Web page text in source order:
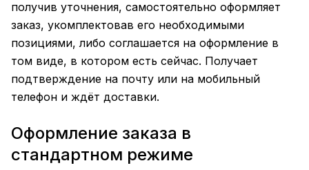
получив уточнения, самостоятельно оформляет
заказ, укомплектовав его необходимыми
позициями, либо соглашается на оформление в
том виде, в котором есть сейчас. Получает
подтверждение на почту или на мобильный
телефон и ждёт доставки.
Оформление заказа в
стандартном режиме